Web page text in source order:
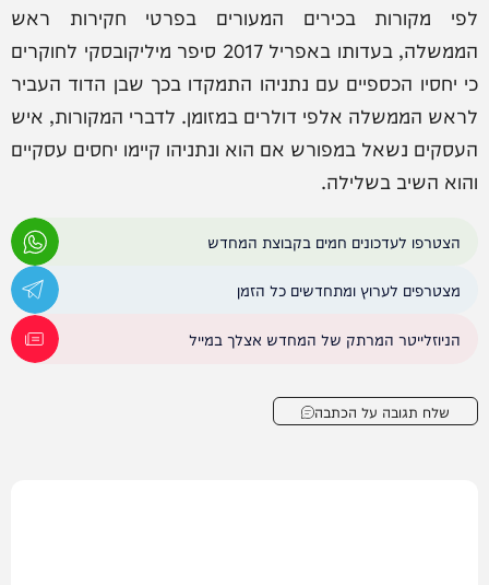
לפי מקורות בכירים המעורים בפרטי חקירות ראש
הממשלה, בעדותו באפריל 2017 סיפר מיליקובסקי לחוקרים
כי יחסיו הכספיים עם נתניהו התמקדו בכך שבן הדוד העביר
לראש הממשלה אלפי דולרים במזומן. לדברי המקורות, איש
העסקים נשאל במפורש אם הוא ונתניהו קיימו יחסים עסקיים
והוא השיב בשלילה.
הצטרפו לעדכונים חמים בקבוצת המחדש
מצטרפים לערוץ ומתחדשים כל הזמן
הניוזלייטר המרתק של המחדש אצלך במייל
שלח תגובה על הכתבה